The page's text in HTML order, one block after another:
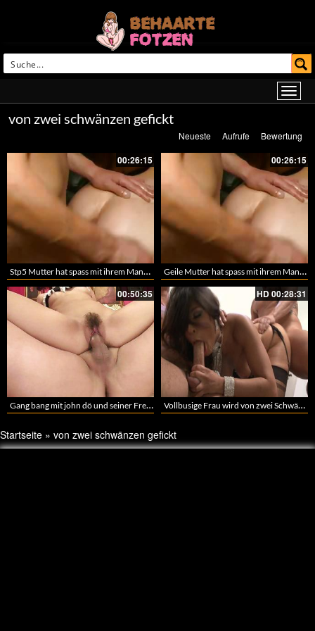
von zwei schwänzen gefickt
Neueste Aufrufe Bewertung
00:26:15
Stp5 Mutter hat spass mit ihrem Mann und dessen Sohn
00:26:15
Geile Mutter hat spass mit ihrem Mann und Sohn
00:50:35
Gang bang mit john dö und seiner Freundin
HD00:28:31
Vollbusige Frau wird von zwei Schwänzen gefickt
Startseite » von zwei schwänzen gefickt